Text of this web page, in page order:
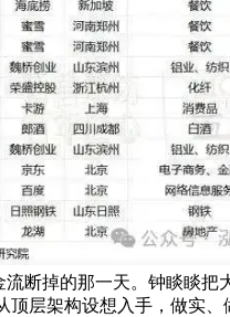
断掉的那一天。钟睒睒
层架构设想入手，做实